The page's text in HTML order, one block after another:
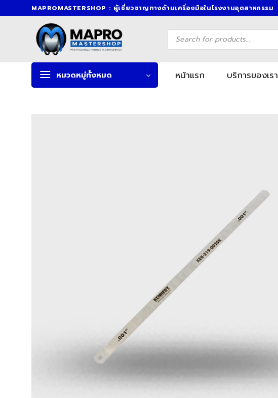
to
MAPROMASTERSHOP : ผู้เชี่ยวชาญทางด้านเครื่องมือในโรงงานอุตสาหกรรม
Products
search
หมวดหมู่ทั้งหมด หน้าแรก บริการของเรา